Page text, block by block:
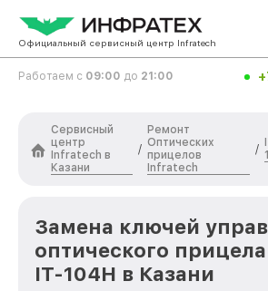
Официальный сервисный центр Infratech
Работаем с 09:00 до 21:00
Сервисный
центр
Infratech в
Казани
/
Ремонт
Оптических
прицелов
Infratech
/
Замена ключей
оптического
IT-104H в Казани